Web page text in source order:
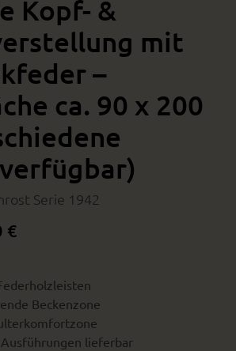
Kopf- &
mit
–
ca. 90 x 200
Serie 1942
€
Beckenzone
lieferbar